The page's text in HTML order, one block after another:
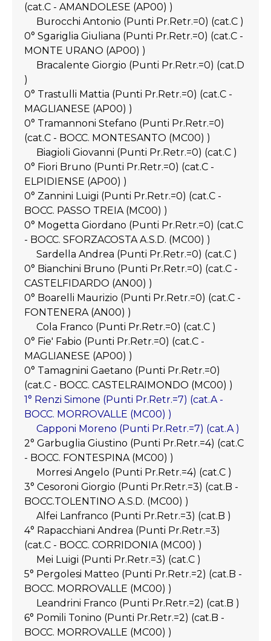
(cat.C - AMANDOLESE (AP00) )
Burocchi Antonio (Punti Pr.Retr.=0) (cat.C )
0° Sgariglia Giuliana (Punti Pr.Retr.=0) (cat.C -
MONTE URANO (AP00) )
Bracalente Giorgio (Punti Pr.Retr.=0) (cat.D
)
0° Trastulli Mattia (Punti Pr.Retr.=0) (cat.C -
MAGLIANESE (AP00) )
0° Tramannoni Stefano (Punti Pr.Retr.=0)
(cat.C - BOCC. MONTESANTO (MC00) )
Biagioli Giovanni (Punti Pr.Retr.=0) (cat.C )
0° Fiori Bruno (Punti Pr.Retr.=0) (cat.C -
ELPIDIENSE (AP00) )
0° Zannini Luigi (Punti Pr.Retr.=0) (cat.C -
BOCC. PASSO TREIA (MC00) )
0° Mogetta Giordano (Punti Pr.Retr.=0) (cat.C
- BOCC. SFORZACOSTA A.S.D. (MC00) )
Sardella Andrea (Punti Pr.Retr.=0) (cat.C )
0° Bianchini Bruno (Punti Pr.Retr.=0) (cat.C -
CASTELFIDARDO (AN00) )
0° Boarelli Maurizio (Punti Pr.Retr.=0) (cat.C -
FONTENERA (AN00) )
Cola Franco (Punti Pr.Retr.=0) (cat.C )
0° Fie' Fabio (Punti Pr.Retr.=0) (cat.C -
MAGLIANESE (AP00) )
0° Tamagnini Gaetano (Punti Pr.Retr.=0)
(cat.C - BOCC. CASTELRAIMONDO (MC00) )
1° Renzi Simone (Punti Pr.Retr.=7) (cat.A -
BOCC. MORROVALLE (MC00) )
Capponi Moreno (Punti Pr.Retr.=7) (cat.A )
2° Garbuglia Giustino (Punti Pr.Retr.=4) (cat.C
- BOCC. FONTESPINA (MC00) )
Morresi Angelo (Punti Pr.Retr.=4) (cat.C )
3° Cesoroni Giorgio (Punti Pr.Retr.=3) (cat.B -
BOCC.TOLENTINO A.S.D. (MC00) )
Alfei Lanfranco (Punti Pr.Retr.=3) (cat.B )
4° Rapacchiani Andrea (Punti Pr.Retr.=3)
(cat.C - BOCC. CORRIDONIA (MC00) )
Mei Luigi (Punti Pr.Retr.=3) (cat.C )
5° Pergolesi Matteo (Punti Pr.Retr.=2) (cat.B -
BOCC. MORROVALLE (MC00) )
Leandrini Franco (Punti Pr.Retr.=2) (cat.B )
6° Pomili Tonino (Punti Pr.Retr.=2) (cat.B -
BOCC. MORROVALLE (MC00) )